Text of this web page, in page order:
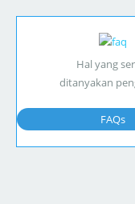
Hal yang
ditanyakan
FAQs